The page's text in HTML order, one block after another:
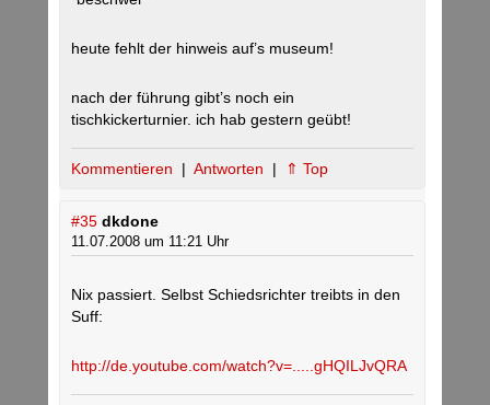
heute fehlt der hinweis auf’s museum!
nach der führung gibt’s noch ein
tischkickerturnier. ich hab gestern geübt!
Kommentieren | Antworten | ⇑ Top
#35 dkdone
11.07.2008 um 11:21 Uhr
Nix passiert. Selbst Schiedsrichter treibts in den
Suff:
http://de.youtube.com/watch?v=.....gHQILJvQRA